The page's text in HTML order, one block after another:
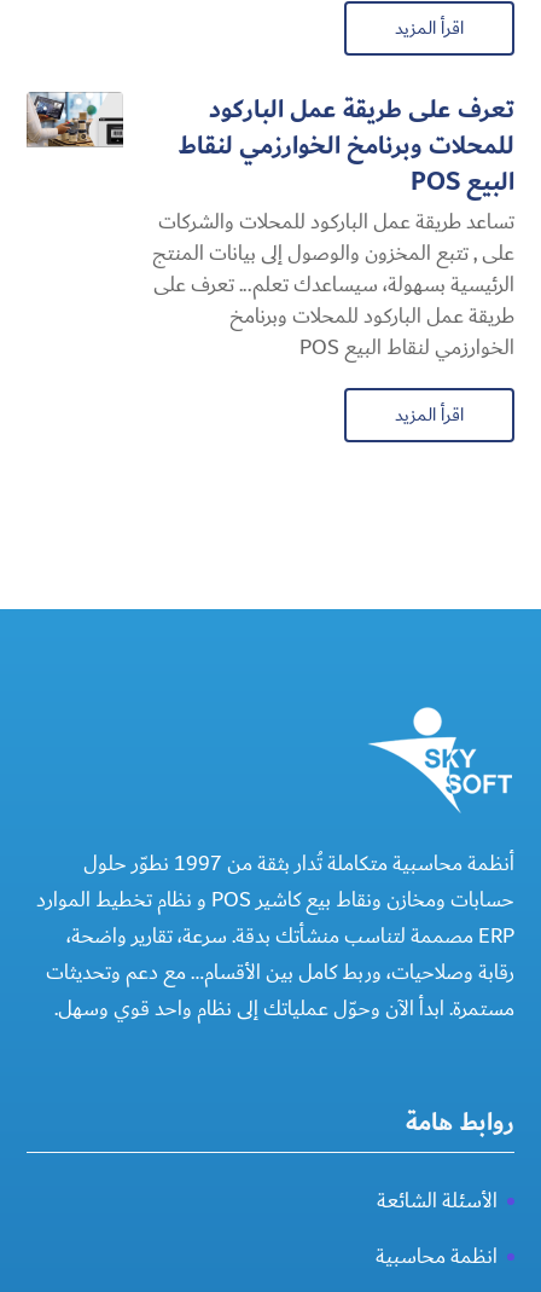
اقرأ المزيد
تعرف على طريقة عمل الباركود
للمحلات وبرنامخ الخوارزمي لنقاط
البيع POS
تساعد طريقة عمل الباركود للمحلات والشركات
على , تتبع المخزون والوصول إلى بيانات المنتج
الرئيسية بسهولة، سيساعدك تعلم... تعرف على
طريقة عمل الباركود للمحلات وبرنامخ
الخوارزمي لنقاط البيع POS
اقرأ المزيد
أنظمة محاسبية متكاملة تُدار بثقة من 1997 نطوّر حلول
حسابات ومخازن ونقاط بيع كاشير POS و نظام تخطيط الموارد
ERP مصممة لتناسب منشأتك بدقة. سرعة، تقارير واضحة،
رقابة وصلاحيات، وربط كامل بين الأقسام… مع دعم وتحديثات
مستمرة. ابدأ الآن وحوّل عملياتك إلى نظام واحد قوي وسهل.
روابط هامة
الأسئلة الشائعة
انظمة محاسبية